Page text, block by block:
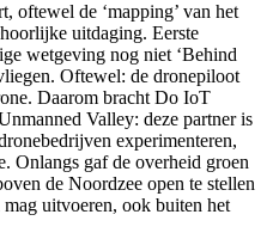
oftewel de ‘mapping’ van het
uitdaging. Eerste
wetgeving nog niet ‘Behind
Oftewel: de dronepiloot
Daarom bracht Do IoT
Valley: deze partner is
experimenteren,
Onlangs gaf de overheid groen
de Noordzee open te stellen
uitvoeren, ook buiten het